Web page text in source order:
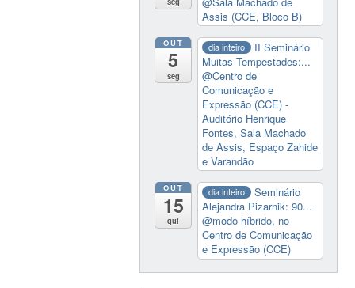
Assis (CCE, Bloco B)
OUT
5
seg
dia inteiro
II Seminário
Muitas Tempestades:...
@Centro de
Comunicação e
Expressão (CCE) -
Auditório Henrique
Fontes, Sala Machado
de Assis, Espaço Zahide
e Varandão
OUT
15
qui
dia inteiro
Seminário
Alejandra Pizarnik: 90...
@modo híbrido, no
Centro de Comunicação
e Expressão (CCE)